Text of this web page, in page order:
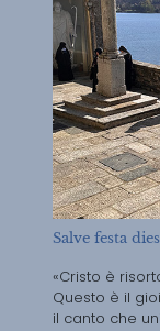
Salve festa
«Cristo è
Questo è il
il canto che